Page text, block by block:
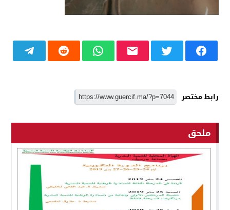
رابط مختصر
ملحق